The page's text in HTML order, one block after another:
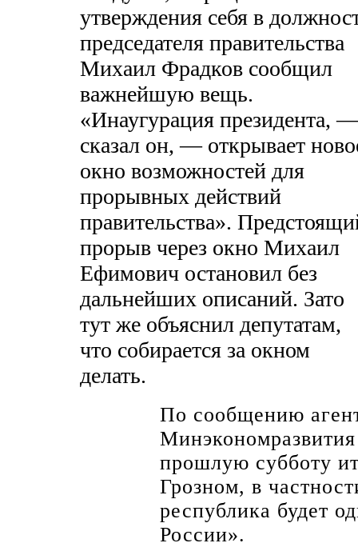
утверждения себя в
председателя правительства
Михаил Фрадков сообщил
важнейшую вещь.
«Инаугурация президента, —
сказал он, — открывает
окно возможностей для
прорывных действий
правительства».
прорыв через окно Михаил
Ефимович остановил без
дальнейших описаний. Зато
тут же объяснил депутатам,
что собирается за окном
делать.
По сообщению
прошлую субботу
Грозном, в
республика будет
России».